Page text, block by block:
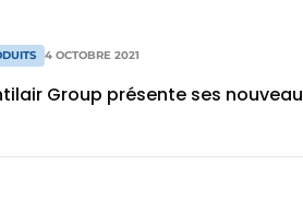
4 OCTOBRE 2021
Group présente ses